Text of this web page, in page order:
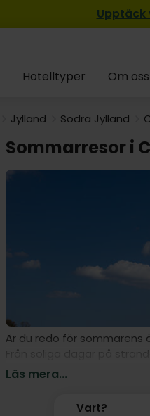
Hotelltyper Om oss
Jylland Södra Jylland
Sommarresor i
Är du redo för sommarens
Från soliga dagar på
livet ut. Oavsett om du vill
Läs mera...
Vart?